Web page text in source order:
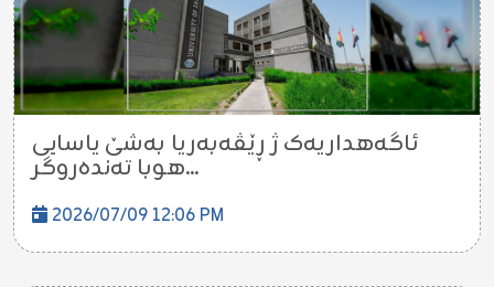
ئاگەهداریەک ژ ڕێڤەبەریا بەشێ یاسایی
هوبا تەندەروگر...
2026/07/09 12:06 PM